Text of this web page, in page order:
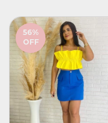
56%
OFF